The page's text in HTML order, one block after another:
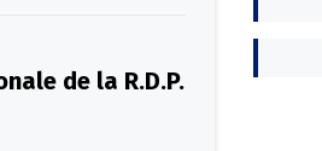
de la R.D.P.